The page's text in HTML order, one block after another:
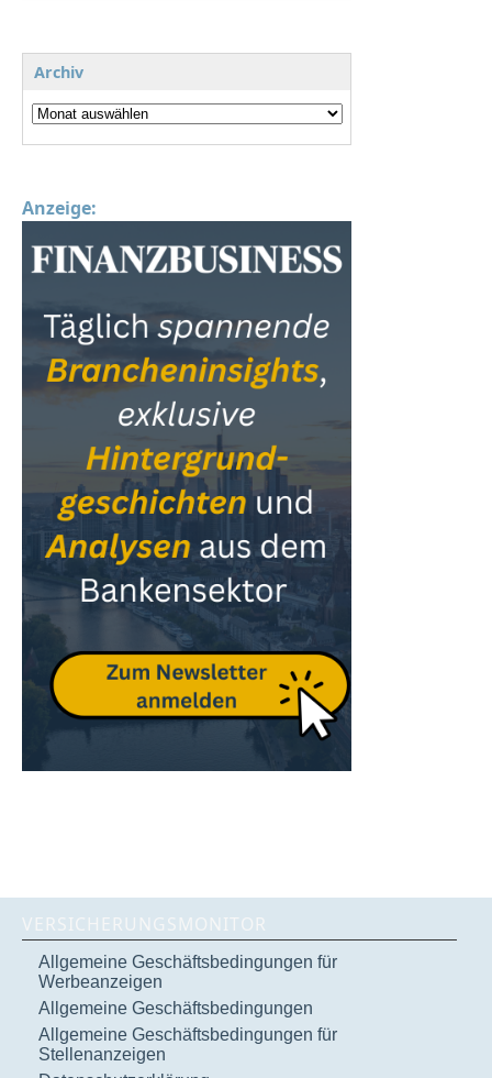
Archiv
Anzeige:
VERSICHERUNGSMONITOR
Allgemeine Geschäftsbedingungen für
Werbeanzeigen
Allgemeine Geschäftsbedingungen
Allgemeine Geschäftsbedingungen für
Stellenanzeigen